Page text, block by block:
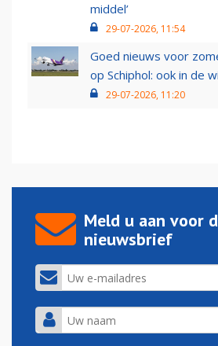
middel’
29-07-2026, 11:54
Goed nieuws voor
op Schiphol: ook in de
29-07-2026, 11:20
Meld u aan voor
nieuwsbrief